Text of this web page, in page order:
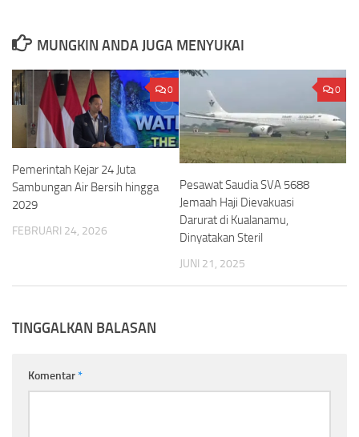
MUNGKIN ANDA JUGA MENYUKAI
0
Pemerintah Kejar 24 Juta
Sambungan Air Bersih hingga
2029
FEBRUARI 24, 2026
0
Pesawat Saudia SVA 5688
Jemaah Haji Dievakuasi
Darurat di Kualanamu,
Dinyatakan Steril
JUNI 21, 2025
TINGGALKAN BALASAN
Komentar*